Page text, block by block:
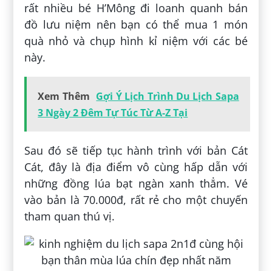
rất nhiều bé H’Mông đi loanh quanh bán
đồ lưu niệm nên bạn có thể mua 1 món
quà nhỏ và chụp hình kỉ niệm với các bé
này.
Xem Thêm Gợi Ý Lịch Trình Du Lịch Sapa
3 Ngày 2 Đêm Tự Túc Từ A-Z Tại
Sau đó sẽ tiếp tục hành trình với bản Cát
Cát, đây là địa điểm vô cùng hấp dẫn với
những đồng lúa bạt ngàn xanh thẳm. Vé
vào bản là 70.000đ, rất rẻ cho một chuyến
tham quan thú vị.